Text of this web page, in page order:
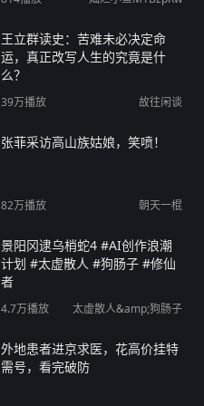
王立群读史：苦难未必决定命
运，真正改写人生的究竟是什
么？
39万播放 故往闲谈
张菲采访高山族姑娘，笑喷！
82万播放 朝天一棍
景阳冈逮乌梢蛇4 #AI创作浪潮
计划 #太虚散人 #狗肠子 #修仙
者
4.7万播放 太虚散人&amp;狗肠子
外地患者进京求医，花高价挂特
需号，看完破防